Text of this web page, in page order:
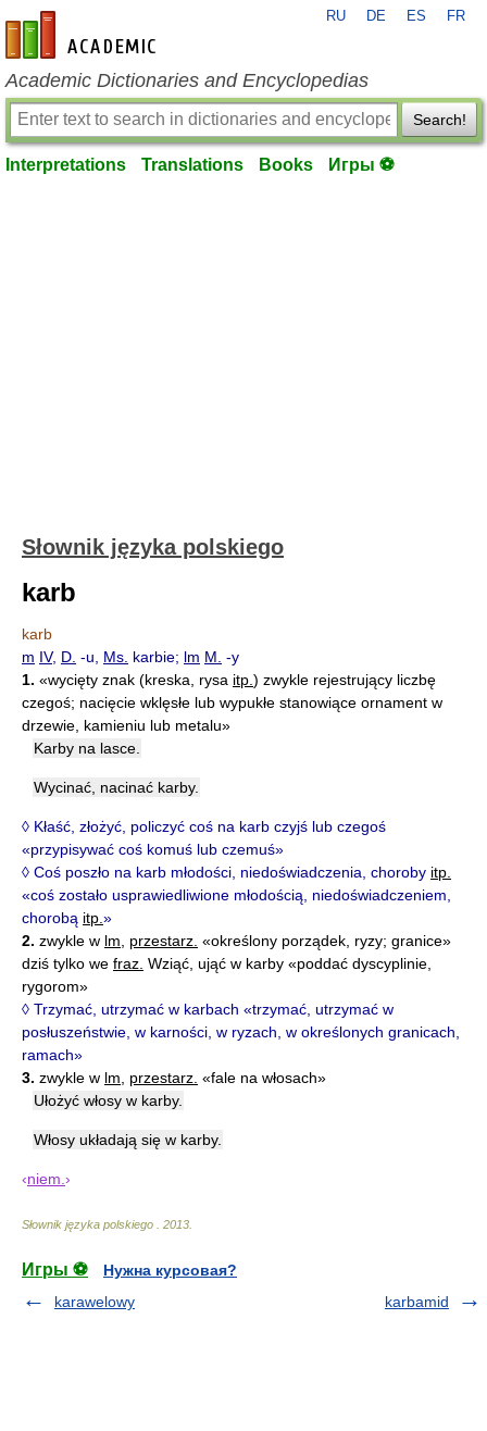
en-academic.com
RU DE ES FR
Academic Dictionaries and Encyclopedias
Search!
Interpretations Translations Books Игры ⚽
Słownik języka polskiego
karb
karb
m IV, D. -u, Ms. karbie; lm M. -y
1. «wycięty znak (kreska, rysa itp. ) zwykle rejestrujący liczbę
czegoś; nacięcie wklęsłe lub wypukłe stanowiące ornament w
drzewie, kamieniu lub metalu»
Karby na lasce.
Wycinać, nacinać karby.
◊ Kłaść, złożyć, policzyć coś na karb czyjś lub czegoś
«przypisywać coś komuś lub czemuś»
◊ Coś poszło na karb młodości, niedoświadczenia, choroby itp.
«coś zostało usprawiedliwione młodością, niedoświadczeniem,
chorobą itp. »
2. zwykle w lm przestarz. «określony porządek, ryzy; granice»
dziś tylko we fraz. Wziąć, ująć w karby «poddać dyscyplinie,
rygorom»
◊ Trzymać, utrzymać w karbach «trzymać, utrzymać w
posłuszeństwie, w karności, w ryzach, w określonych granicach,
ramach»
3. zwykle w lm przestarz. «fale na włosach»
Ułożyć włosy w karby.
Włosy układają się w karby.
‹niem. ›
Słownik języka polskiego 2013
Игры ⚽
Нужна курсовая?
karawelowy
karbamid